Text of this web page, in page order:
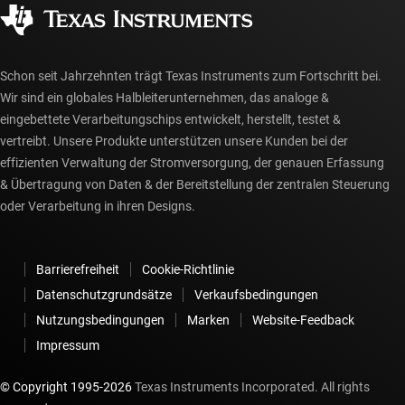
myTI-Konto FAQs
Schon seit Jahrzehnten trägt Texas Instruments zum Fortschritt bei.
Wir sind ein globales Halbleiterunternehmen, das analoge &
eingebettete Verarbeitungschips entwickelt, herstellt, testet &
vertreibt. Unsere Produkte unterstützen unsere Kunden bei der
effizienten Verwaltung der Stromversorgung, der genauen Erfassung
& Übertragung von Daten & der Bereitstellung der zentralen Steuerung
oder Verarbeitung in ihren Designs.
Barrierefreiheit
Cookie-Richtlinie
Datenschutzgrundsätze
Verkaufsbedingungen
Nutzungsbedingungen
Marken
Website-Feedback
Impressum
© Copyright 1995-2026Texas Instruments Incorporated. All rights